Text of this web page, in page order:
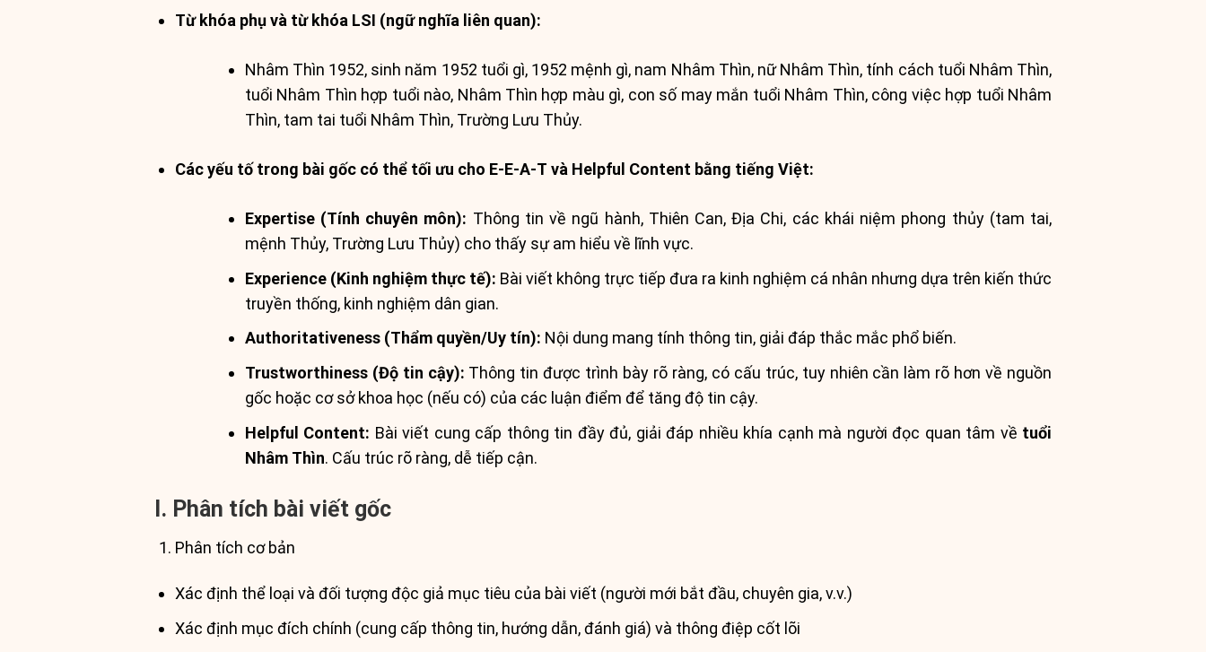
Từ khóa phụ và từ khóa LSI (ngữ nghĩa liên quan):
Nhâm Thìn 1952, sinh năm 1952 tuổi gì, 1952 mệnh gì, nam Nhâm Thìn, nữ Nhâm Thìn, tính cách tuổi Nhâm Thìn,
tuổi Nhâm Thìn hợp tuổi nào, Nhâm Thìn hợp màu gì, con số may mắn tuổi Nhâm Thìn, công việc hợp tuổi Nhâm
Thìn, tam tai tuổi Nhâm Thìn, Trường Lưu Thủy.
Các yếu tố trong bài gốc có thể tối ưu cho E-E-A-T và Helpful Content bằng tiếng Việt:
Expertise (Tính chuyên môn): Thông tin về ngũ hành, Thiên Can, Địa Chi, các khái niệm phong thủy (tam tai,
mệnh Thủy, Trường Lưu Thủy) cho thấy sự am hiểu về lĩnh vực.
Experience (Kinh nghiệm thực tế): Bài viết không trực tiếp đưa ra kinh nghiệm cá nhân nhưng dựa trên kiến thức
truyền thống, kinh nghiệm dân gian.
Authoritativeness (Thẩm quyền/Uy tín): Nội dung mang tính thông tin, giải đáp thắc mắc phổ biến.
Trustworthiness (Độ tin cậy): Thông tin được trình bày rõ ràng, có cấu trúc, tuy nhiên cần làm rõ hơn về nguồn
gốc hoặc cơ sở khoa học (nếu có) của các luận điểm để tăng độ tin cậy.
Helpful Content: Bài viết cung cấp thông tin đầy đủ, giải đáp nhiều khía cạnh mà người đọc quan tâm về tuổi
Nhâm Thìn. Cấu trúc rõ ràng, dễ tiếp cận.
I. Phân tích bài viết gốc
Phân tích cơ bản
Xác định thể loại và đối tượng độc giả mục tiêu của bài viết (người mới bắt đầu, chuyên gia, v.v.)
Xác định mục đích chính (cung cấp thông tin, hướng dẫn, đánh giá) và thông điệp cốt lõi